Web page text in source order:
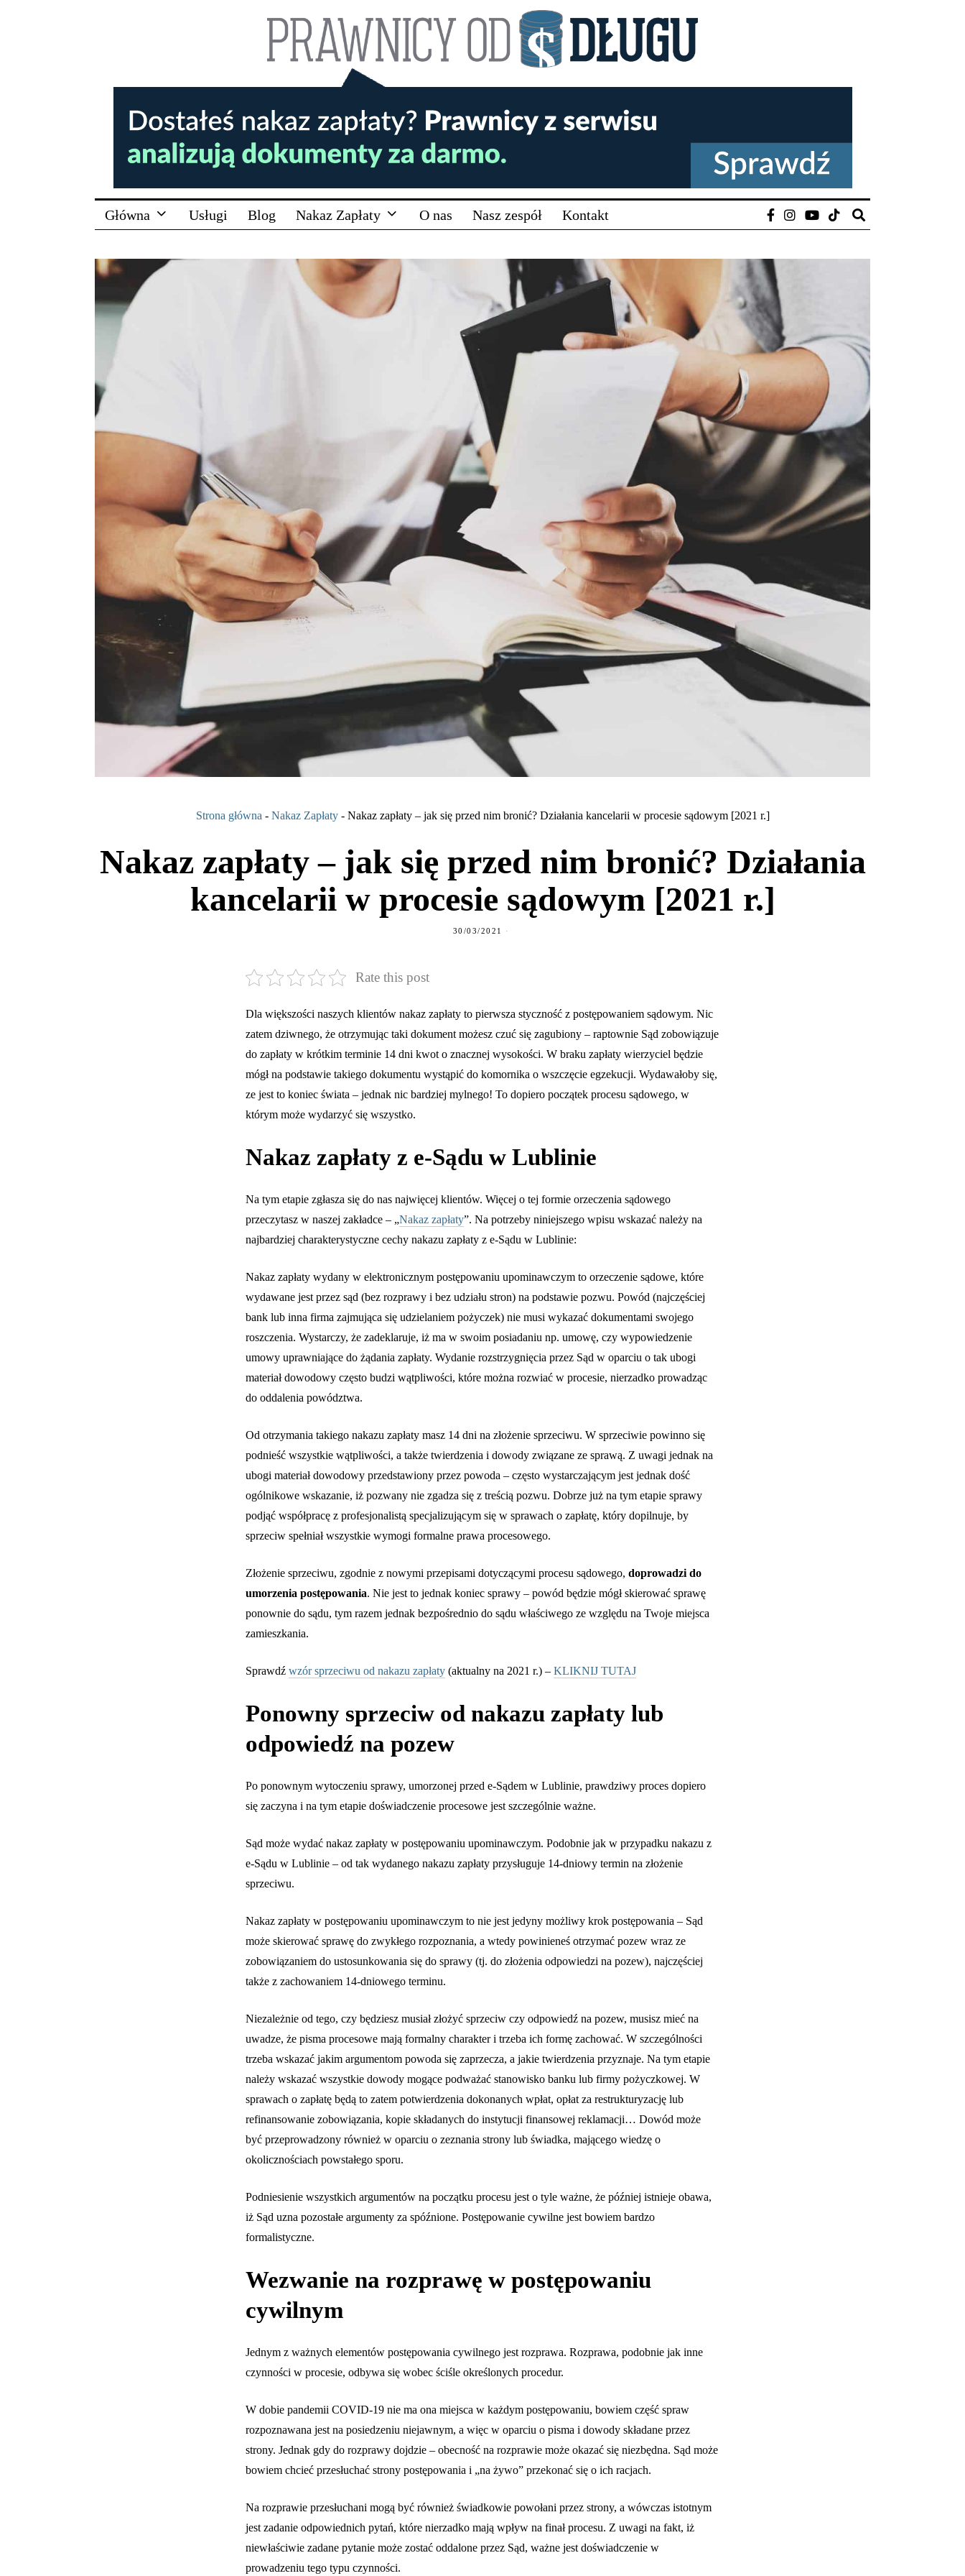
Główna Usługi Blog Nakaz Zapłaty O nas Nasz zespół Kontakt
Strona główna - Nakaz Zapłaty- Nakaz zapłaty – jak się przed nim bronić? Działania kancelarii w procesie sądowym [2021 r.]
Nakaz zapłaty – jak się przed nim bronić? Działania
kancelarii w procesie sądowym [2021 r.]
30/03/2021
Rate this post
Dla większości naszych klientów nakaz zapłaty to pierwsza styczność z postępowaniem sądowym. Nic
zatem dziwnego, że otrzymując taki dokument możesz czuć się zagubiony – raptownie Sąd zobowiązuje
do zapłaty w krótkim terminie 14 dni kwot o znacznej wysokości. W braku zapłaty wierzyciel będzie
mógł na podstawie takiego dokumentu wystąpić do komornika o wszczęcie egzekucji. Wydawałoby się,
ze jest to koniec świata – jednak nic bardziej mylnego! To dopiero początek procesu sądowego, w
którym może wydarzyć się wszystko.
Nakaz zapłaty z e-Sądu w Lublinie
Na tym etapie zgłasza się do nas najwięcej klientów. Więcej o tej formie orzeczenia sądowego
przeczytasz w naszej zakładce – „Nakaz zapłaty”. Na potrzeby niniejszego wpisu wskazać należy na
najbardziej charakterystyczne cechy nakazu zapłaty z e-Sądu w Lublinie:
Nakaz zapłaty wydany w elektronicznym postępowaniu upominawczym to orzeczenie sądowe, które
wydawane jest przez sąd (bez rozprawy i bez udziału stron) na podstawie pozwu. Powód (najczęściej
bank lub inna firma zajmująca się udzielaniem pożyczek) nie musi wykazać dokumentami swojego
roszczenia. Wystarczy, że zadeklaruje, iż ma w swoim posiadaniu np. umowę, czy wypowiedzenie
umowy uprawniające do żądania zapłaty. Wydanie rozstrzygnięcia przez Sąd w oparciu o tak ubogi
materiał dowodowy często budzi wątpliwości, które można rozwiać w procesie, nierzadko prowadząc
do oddalenia powództwa.
Od otrzymania takiego nakazu zapłaty masz 14 dni na złożenie sprzeciwu. W sprzeciwie powinno się
podnieść wszystkie wątpliwości, a także twierdzenia i dowody związane ze sprawą. Z uwagi jednak na
ubogi materiał dowodowy przedstawiony przez powoda – często wystarczającym jest jednak dość
ogólnikowe wskazanie, iż pozwany nie zgadza się z treścią pozwu. Dobrze już na tym etapie sprawy
podjąć współpracę z profesjonalistą specjalizującym się w sprawach o zapłatę, który dopilnuje, by
sprzeciw spełniał wszystkie wymogi formalne prawa procesowego.
Złożenie sprzeciwu, zgodnie z nowymi przepisami dotyczącymi procesu sądowego, doprowadzi do
umorzenia postępowania. Nie jest to jednak koniec sprawy – powód będzie mógł skierować sprawę
ponownie do sądu, tym razem jednak bezpośrednio do sądu właściwego ze względu na Twoje miejsca
zamieszkania.
Sprawdź wzór sprzeciwu od nakazu zapłaty (aktualny na 2021 r.) – KLIKNIJ TUTAJ
Ponowny sprzeciw od nakazu zapłaty lub
odpowiedź na pozew
Po ponownym wytoczeniu sprawy, umorzonej przed e-Sądem w Lublinie, prawdziwy proces dopiero
się zaczyna i na tym etapie doświadczenie procesowe jest szczególnie ważne.
Sąd może wydać nakaz zapłaty w postępowaniu upominawczym. Podobnie jak w przypadku nakazu z
e-Sądu w Lublinie – od tak wydanego nakazu zapłaty przysługuje 14-dniowy termin na złożenie
sprzeciwu.
Nakaz zapłaty w postępowaniu upominawczym to nie jest jedyny możliwy krok postępowania – Sąd
może skierować sprawę do zwykłego rozpoznania, a wtedy powinieneś otrzymać pozew wraz ze
zobowiązaniem do ustosunkowania się do sprawy (tj. do złożenia odpowiedzi na pozew), najczęściej
także z zachowaniem 14-dniowego terminu.
Niezależnie od tego, czy będziesz musiał złożyć sprzeciw czy odpowiedź na pozew, musisz mieć na
uwadze, że pisma procesowe mają formalny charakter i trzeba ich formę zachować. W szczególności
trzeba wskazać jakim argumentom powoda się zaprzecza, a jakie twierdzenia przyznaje. Na tym etapie
należy wskazać wszystkie dowody mogące podważać stanowisko banku lub firmy pożyczkowej. W
sprawach o zapłatę będą to zatem potwierdzenia dokonanych wpłat, opłat za restrukturyzację lub
refinansowanie zobowiązania, kopie składanych do instytucji finansowej reklamacji… Dowód może
być przeprowadzony również w oparciu o zeznania strony lub świadka, mającego wiedzę o
okolicznościach powstałego sporu.
Podniesienie wszystkich argumentów na początku procesu jest o tyle ważne, że później istnieje obawa,
iż Sąd uzna pozostałe argumenty za spóźnione. Postępowanie cywilne jest bowiem bardzo
formalistyczne.
Wezwanie na rozprawę w postępowaniu
cywilnym
Jednym z ważnych elementów postępowania cywilnego jest rozprawa. Rozprawa, podobnie jak inne
czynności w procesie, odbywa się wobec ściśle określonych procedur.
W dobie pandemii COVID-19 nie ma ona miejsca w każdym postępowaniu, bowiem część spraw
rozpoznawana jest na posiedzeniu niejawnym, a więc w oparciu o pisma i dowody składane przez
strony. Jednak gdy do rozprawy dojdzie – obecność na rozprawie może okazać się niezbędna. Sąd może
bowiem chcieć przesłuchać strony postępowania i „na żywo” przekonać się o ich racjach.
Na rozprawie przesłuchani mogą być również świadkowie powołani przez strony, a wówczas istotnym
jest zadanie odpowiednich pytań, które nierzadko mają wpływ na finał procesu. Z uwagi na fakt, iż
niewłaściwie zadane pytanie może zostać oddalone przez Sąd, ważne jest doświadczenie w
prowadzeniu tego typu czynności.